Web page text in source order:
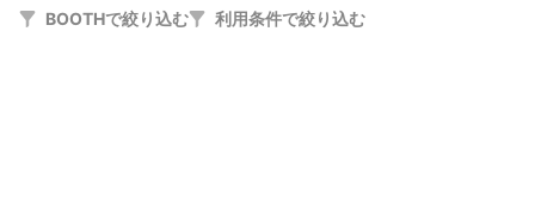
BOOTHで絞り込む 利用条件で絞り込む